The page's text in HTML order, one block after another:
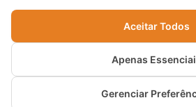
© CopyRight 2025 - CNPJ:
direitos reservados -A Casa Dos
- Desenvolvido e
Aceitar Todos
Apenas
Gerenciar
CUPOM + GRUPO VIP →